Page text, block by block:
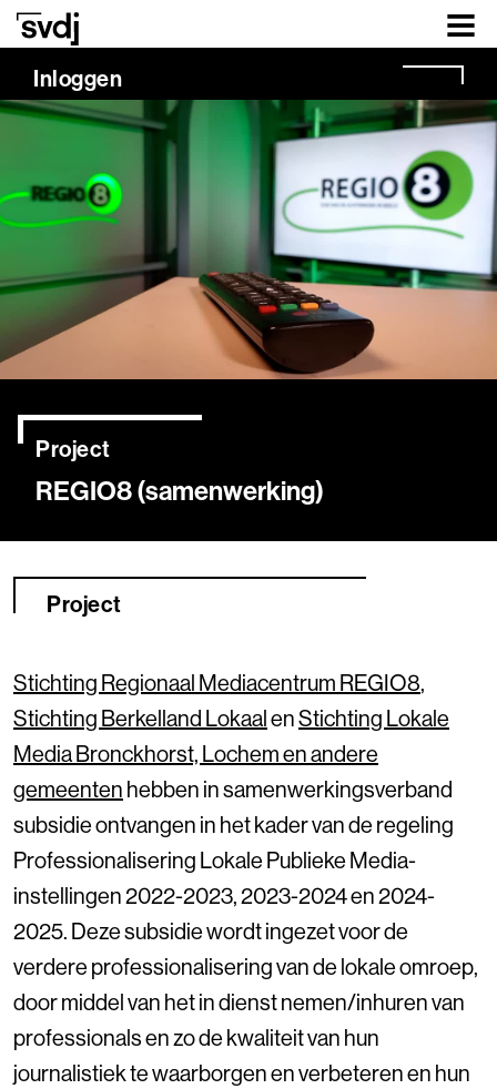
Naar hoofdinhoud
Inloggen
REGIO8 (samenwerking)
Project
Project
Stichting Regionaal Mediacentrum REGIO8,
Stichting Berkelland LokaalenStichting Lokale
Media Bronckhorst, Lochem en andere
gemeenten hebben in samenwerkingsverband
subsidie ontvangen in het kader van de regeling
Professionalisering Lokale Publieke Media-
instellingen 2022-2023, 2023-2024 en 2024-
2025. Deze subsidie wordt ingezet voor de
verdere professionalisering van de lokale omroep,
door middel van het in dienst nemen/inhuren van
professionals en zo de kwaliteit van hun
journalistiek te waarborgen en verbeteren en hun